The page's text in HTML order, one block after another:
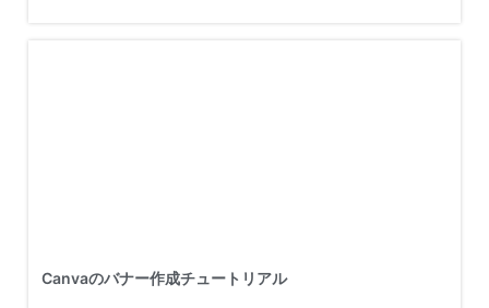
Canvaのバナー作成チュートリアル